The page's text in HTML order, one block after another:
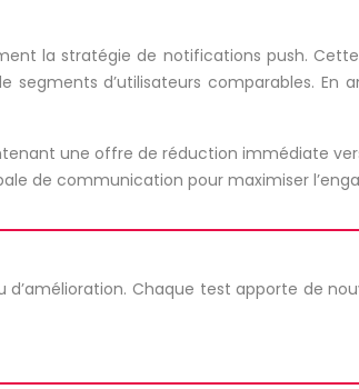
la stratégie de notifications push.
d’utilisateurs comparables. En
une offre de réduction immédiate
de communication pour maximiser
d’amélioration. Chaque test apporte de